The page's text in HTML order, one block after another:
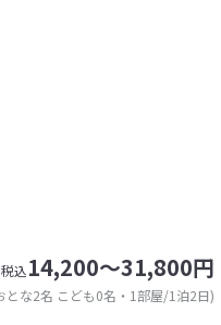
税込14,200～31,800円
とな2名 こども0名・1部屋/1泊2日)